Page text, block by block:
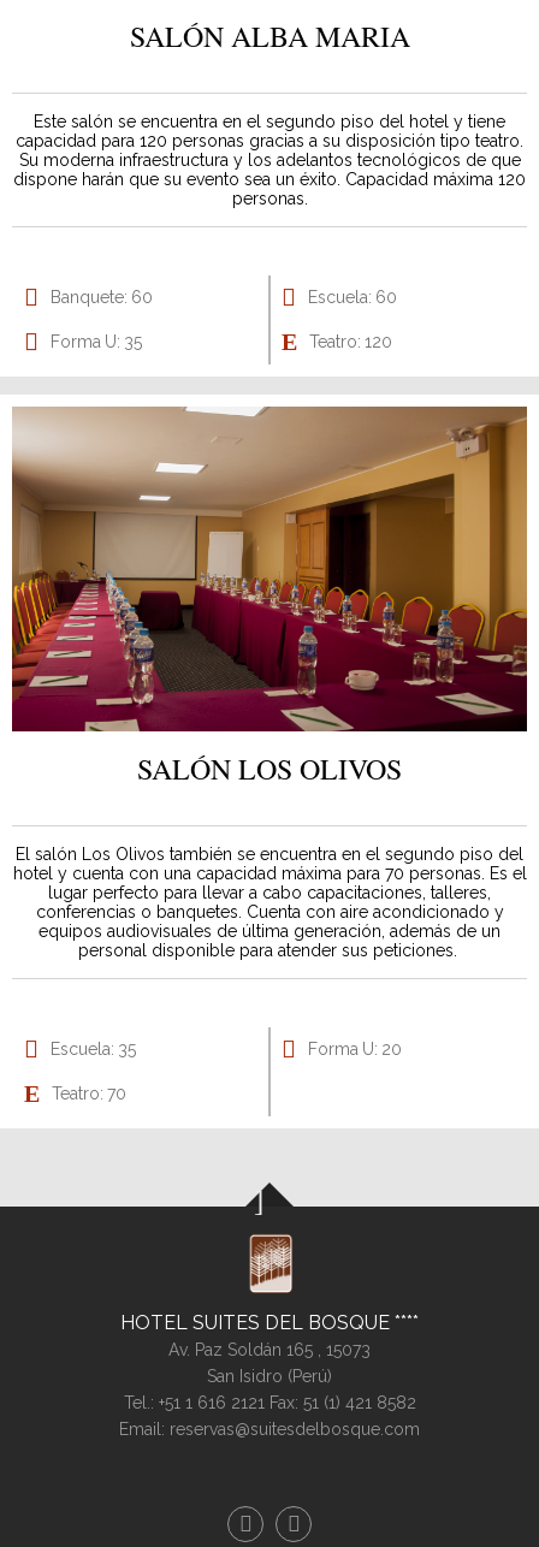
SALÓN ALBA MARIA
Este salón se encuentra en el segundo piso del hotel y tiene
capacidad para 120 personas gracias a su disposición tipo teatro.
Su moderna infraestructura y los adelantos tecnológicos de que
dispone harán que su evento sea un éxito. Capacidad máxima 120
personas.
Banquete: 60 Escuela: 60
Forma U: 35 Teatro: 120
SALÓN LOS OLIVOS
El salón Los Olivos también se encuentra en el segundo piso del
hotel y cuenta con una capacidad máxima para 70 personas. Es el
lugar perfecto para llevar a cabo capacitaciones, talleres,
conferencias o banquetes. Cuenta con aire acondicionado y
equipos audiovisuales de última generación, además de un
personal disponible para atender sus peticiones.
Escuela: 35 Forma U: 20
Teatro: 70
HOTEL SUITES DEL BOSQUE
Av. Paz Soldán 165 , 15073
San Isidro (Perú)
Tel.: +51 1 616 2121 Fax: 51 (1) 421 8582
Email: reservas@suitesdelbosque.com